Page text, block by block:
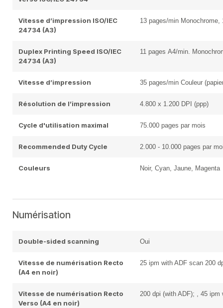
Vitesse d’impression ISO/IEC
24734 (A3)
13 pages/min Monochrome,
Duplex Printing Speed ISO/IEC
24734 (A3)
11 pages A4/min.
Vitesse d’impression 35 pages/min Couleur
Résolution de l’impression 4.800 x 1.200 DPI (ppp)
Cycle d'utilisation maximal 75.000 pages par mois
Recommended Duty Cycle 2.000 - 10.000 pages par
Couleurs Noir, Cyan, Jaune, Magenta
Numérisation
Double-sided scanning Oui
Vitesse de numérisation Recto
(A4 en noir)
25 ipm with ADF scan 200
Vitesse de numérisation Recto
Verso (A4 en noir)
200 dpi (with ADF); , 45 ipm